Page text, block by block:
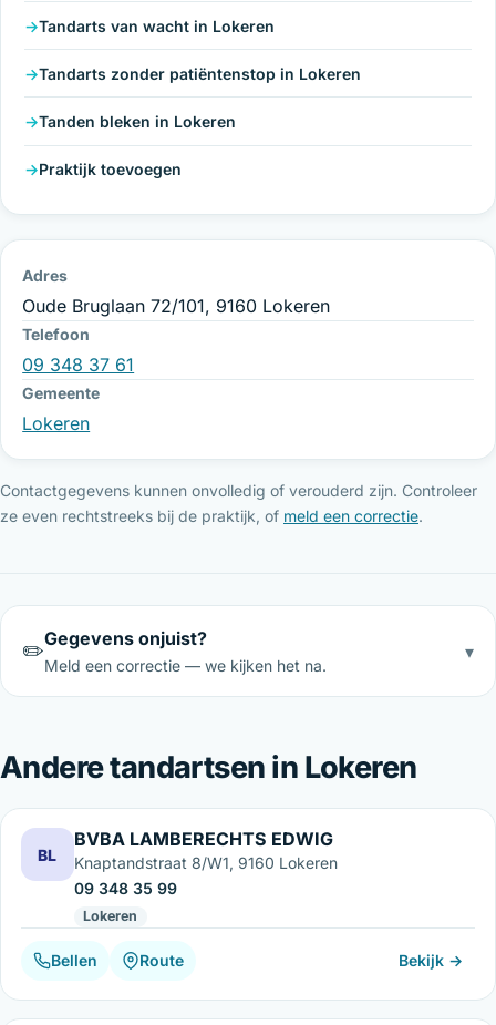
Tandarts van wacht in Lokeren
Tandarts zonder patiëntenstop in Lokeren
Tanden bleken in Lokeren
Praktijk toevoegen
Adres
Oude Bruglaan 72/101, 9160 Lokeren
Telefoon
09 348 37 61
Gemeente
Lokeren
Contactgegevens kunnen onvolledig of verouderd zijn. Controleer
ze even rechtstreeks bij de praktijk, of meld een correctie.
✏️Gegevens onjuist?
Meld een correctie — we kijken het na.
▾
Andere tandartsen in Lokeren
BL
BVBA LAMBERECHTS EDWIG
Knaptandstraat 8/W1, 9160 Lokeren
09 348 35 99
Lokeren
Bellen Route Bekijk →